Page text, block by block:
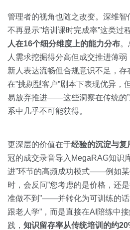
管理者的视角也随之改变。深维智
不再显示”培训课时完成率”这类过
人在16个细分维度上的能力分布
人需求挖掘得分高但成交推进薄
新人表达流畅但合规意识不足，存
在”挑剔型客户”剧本下表现优异，
易放弃推进——这些洞察在传统的”
系中几乎不可能获得。
更深层的价值在于经验的沉淀与复
冠的成交录音导入MegaRAG知识
进”环节的高频成功模式——例如某
时，会反问”您考虑的是价格，还
准做不到”——并转化为可训练的话
跟老人学”，而是直接在AI陪练中
践， 知识留存率从传统培训的约